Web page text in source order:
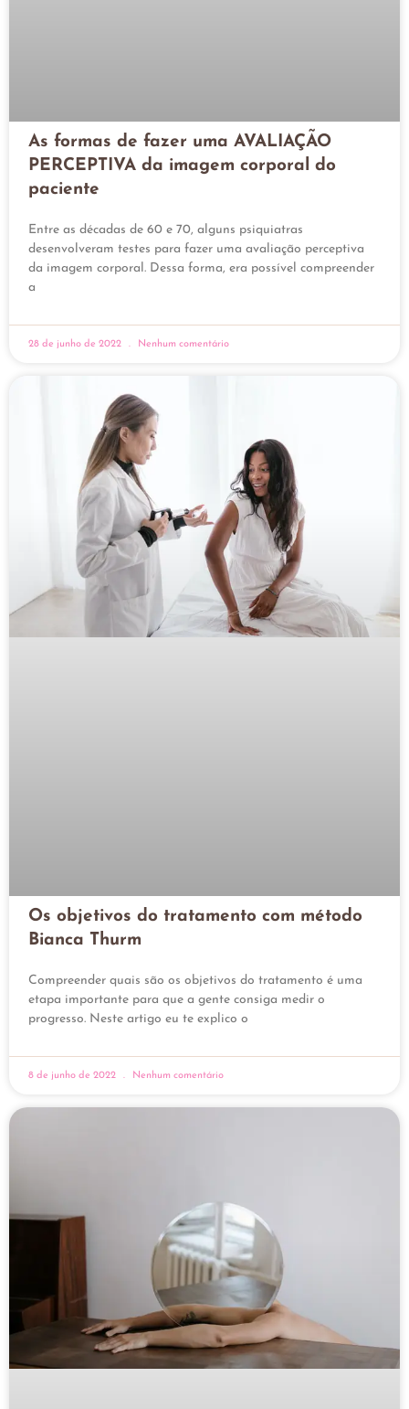
As formas de fazer uma AVALIAÇÃO
PERCEPTIVA da imagem corporal do
paciente
Entre as décadas de 60 e 70, alguns psiquiatras
desenvolveram testes para fazer uma avaliação perceptiva
da imagem corporal. Dessa forma, era possível compreender
a
28 de junho de 2022 Nenhum comentário
Os objetivos do tratamento com método
Bianca Thurm
Compreender quais são os objetivos do tratamento é uma
etapa importante para que a gente consiga medir o
progresso. Neste artigo eu te explico o
8 de junho de 2022 Nenhum comentário